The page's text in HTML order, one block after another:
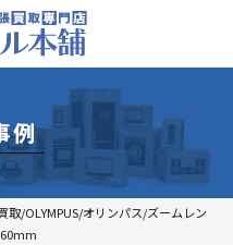
例
取/OLYMPUS/オリンパス/ズームレン